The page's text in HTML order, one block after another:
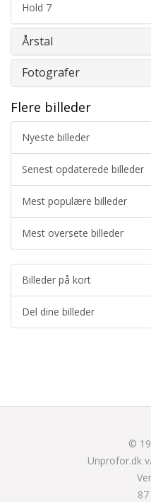
Hold 7
Årstal
Fotografer
Flere billeder
Nyeste billeder
Senest opdaterede billeder
Mest populære billeder
Mest oversete billeder
Billeder på kort
Del dine billeder
©
Unprofor.dk